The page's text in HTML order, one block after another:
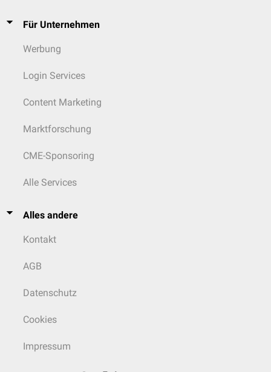
Für Unternehmen
Werbung
Login Services
Content Marketing
Marktforschung
CME-Sponsoring
Alle Services
Alles andere
Kontakt
AGB
Datenschutz
Cookies
Impressum